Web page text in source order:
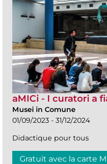
aMICi - I curatori a
Musei in Comune
01/09/2023 - 31/12/2024
Didactique pour tous
Gratuit avec la carte